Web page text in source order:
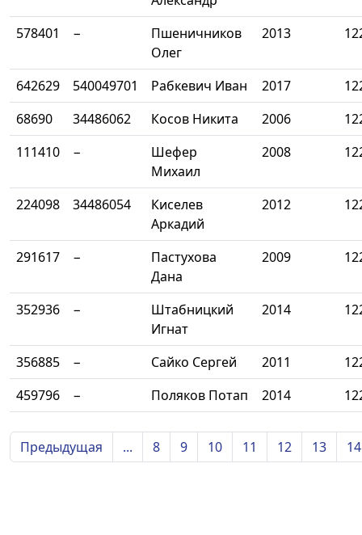
578401
−
Пшеничников
Олег
2013
642629 540049701 Рабкевич Иван 2017
68690
34486062 Косов Никита 2006
111410
−
Шефер
Михаил
2008
224098 34486054
Киселев
Аркадий
2012
291617 −
Пастухова
Дана
2009
352936 −
Штабницкий
Игнат
2014
356885 − Сайко Сергей 2011
459796
− Поляков Потап 2014
Предыдущая ... 8 9 10 11 12 13 14